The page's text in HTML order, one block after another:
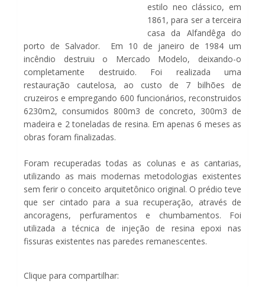
estilo neo clássico, em
1861, para ser a terceira
casa da Alfandêga do
porto de Salvador.
Em 10 de janeiro de 1984 um
incêndio destruiu o Mercado Modelo, deixando-o
completamente destruido. Foi realizada uma
restauração cautelosa, ao custo de 7 bilhões de
cruzeiros e empregando 600 funcionários, reconstruidos
6230m2, consumidos 800m3 de concreto, 300m3 de
madeira e 2 toneladas de resina. Em apenas 6 meses as
obras foram finalizadas.
Foram recuperadas todas as colunas e as cantarias,
utilizando as mais modernas metodologias existentes
sem ferir o conceito arquitetônico original. O prédio teve
que ser cintado para a sua recuperação, através de
ancoragens, perfuramentos e chumbamentos. Foi
utilizada a técnica de injeção de resina epoxi nas
fissuras existentes nas paredes remanescentes.
Clique para compartilhar: